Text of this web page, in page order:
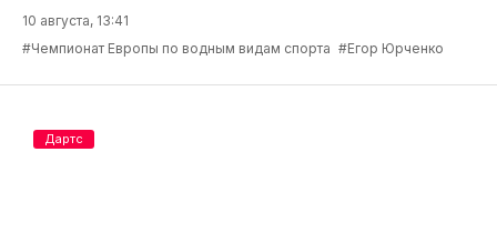
10 августа, 13:41
#Чемпионат Европы по водным видам спорта #Егор Юрченко
Дартс